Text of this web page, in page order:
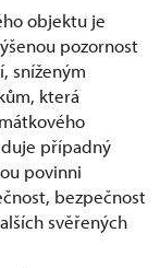
objektu je
pozornost
sníženým
která
případný
povinni
bezpečnost
svěřených